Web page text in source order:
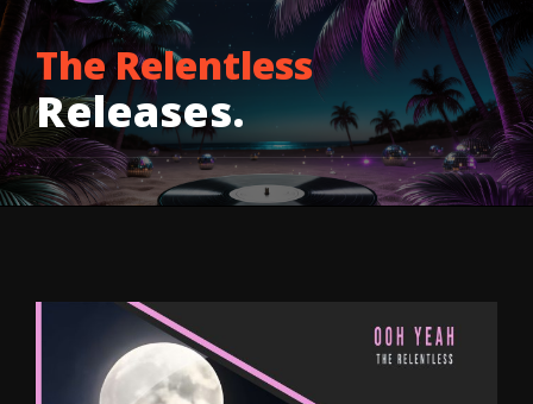
The Relentless
Releases.